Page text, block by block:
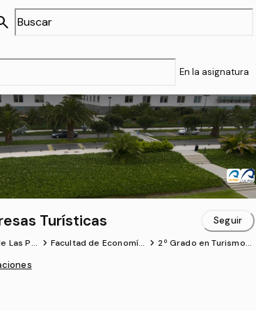
En la asignatura
Turísticas Seguir
Las Pal chevron_forward Facultad de Economía, chevron_forward2º Grado en Turismo